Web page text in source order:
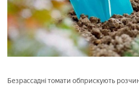
Безрассадні томати обприскують